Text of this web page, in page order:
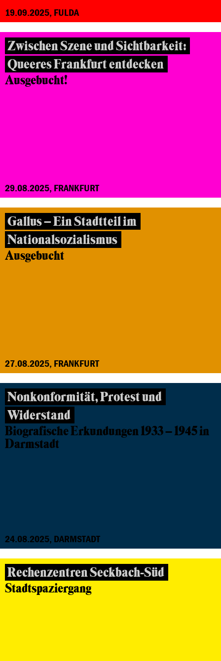
19.09.2025, FULDA
Zwischen Szene und Sichtbarkeit:
Queeres Frankfurt entdecken
Ausgebucht!
29.08.2025, FRANKFURT
Gallus – Ein Stadtteil im
Nationalsozialismus
Ausgebucht
27.08.2025, FRANKFURT
Nonkonformität, Protest und
Widerstand
Biografische Erkundungen 1933 – 1945 in
Darmstadt
24.08.2025, DARMSTADT
Rechenzentren Seckbach-Süd
Stadtspaziergang